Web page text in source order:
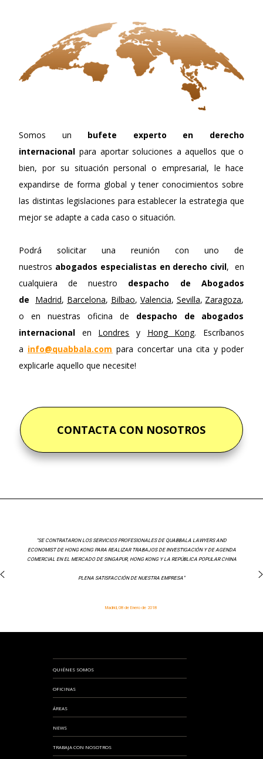
Somos un bufete experto en derecho
internacional para aportar soluciones a aquellos que o
bien, por su situación personal o empresarial, le hace
expandirse de forma global y tener conocimientos sobre
las distintas legislaciones para establecer la estrategia que
mejor se adapte a cada caso o situación.
Podrá solicitar una reunión con uno de
nuestros abogados especialistas en derecho civil, en
cualquiera de nuestro despacho de Abogados
de
Madrid, Barcelona, Bilbao, Valencia, Sevilla, Zaragoza,
o en nuestras oficina de despacho de abogados
internacional en Londres y Hong Kong. Escríbanos
a info@quabbala.com para concertar una cita y poder
explicarle aquello que necesite!
CONTACTA CON NOSOTROS
“SE CONTRATARON LOS SERVICIOS PROFESIONALES DE QUABBALA LAWYERS AND
ECONOMIST DE HONG KONG PARA REALIZAR TRABAJOS DE INVESTIGACIÓN Y DE AGENDA
COMERCIAL EN EL MERCADO DE SINGAPUR, HONG KONG Y LA REPÚBLICA POPULAR CHINA
PLENA SATISFACCIÓN DE NUESTRA EMPRESA”
Madrid, 08 de Enero de 2018
QUIÉNES SOMOS
OFICINAS
ÁREAS
NEWS
TRABAJA CON NOSOTROS